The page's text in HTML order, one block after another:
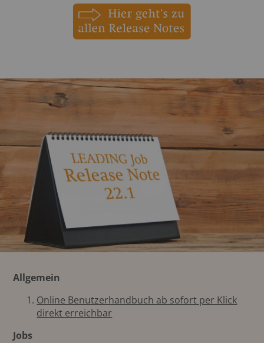
Allgemein
Online Benutzerhandbuch ab sofort per Klick
direkt erreichbar
Jobs